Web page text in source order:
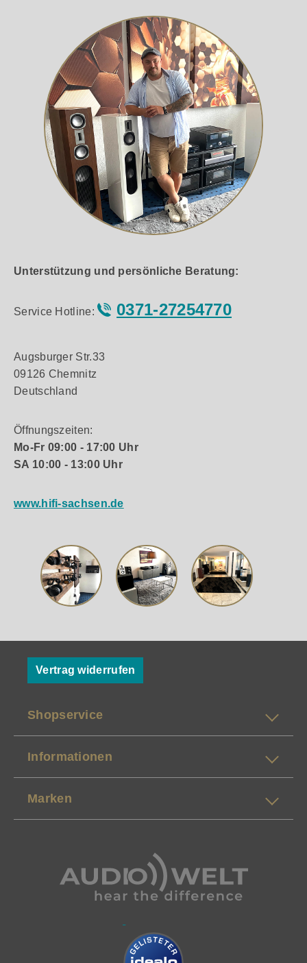
Unterstützung und persönliche Beratung:
Service Hotline: 0371-27254770
Augsburger Str.33
09126 Chemnitz
Deutschland
Öffnungszeiten:
Mo-Fr 09:00 - 17:00 Uhr
SA 10:00 - 13:00 Uhr
www.hifi-sachsen.de
Vertrag widerrufen
Shopservice
Informationen
Marken